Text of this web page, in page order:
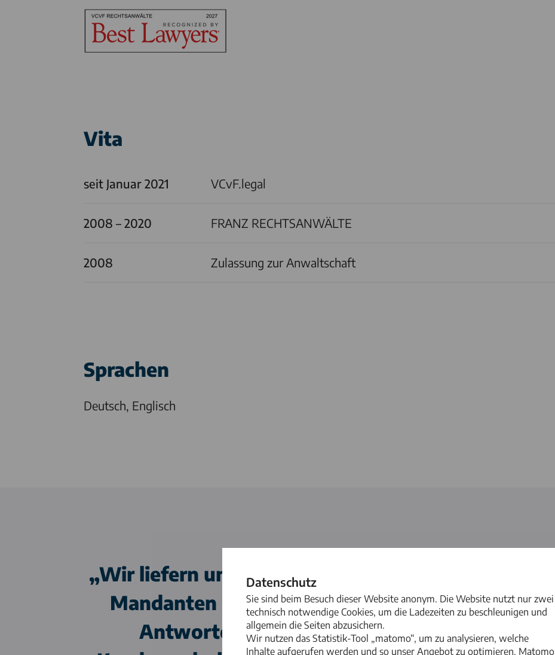
Vita
seit Januar 2021 VCvF.legal
2008 – 2020 FRANZ RECHTSANWÄLTE
2008 Zulassung zur Anwaltschaft
Sprachen
Deutsch, Englisch
Wir liefern unseren Mandantinnen und
Mandanten klare und verständliche
Antworten – kein juristisches
Datenschutz
Sie sind beim Besuch dieser Website anonym. Die Website nutzt nur zwei
technisch notwendige Cookies, um die Ladezeiten zu beschleunigen und
allgemein die Seiten abzusichern.
Wir nutzen das Statistik-Tool „matomo“, um zu analysieren, welche
Inhalte aufgerufen werden und so unser Angebot zu optimieren. Matomo